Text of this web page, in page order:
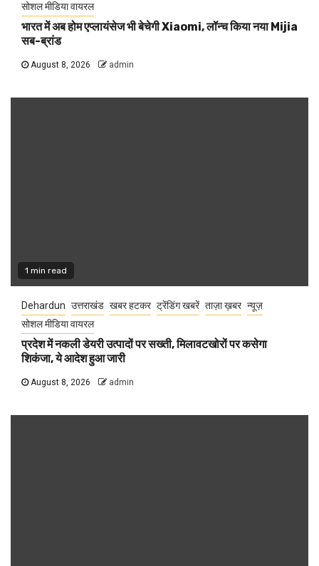
सोशल मीडिया वायरल
भारत में अब होम एप्लायंसेज भी बेचेगी Xiaomi, लॉन्च किया नया Mijia
सब-ब्रांड
August 8, 2026 admin
1 min read
Dehardun उत्तराखंड खबर हटकर ट्रेंडिंग खबरें ताज़ा ख़बर न्यूज़
सोशल मीडिया वायरल
प्रदेश में नकली डेयरी उत्पादों पर सख्ती, मिलावटखोरों पर कसेगा
शिकंजा, ये आदेश हुआ जारी
August 8, 2026 admin